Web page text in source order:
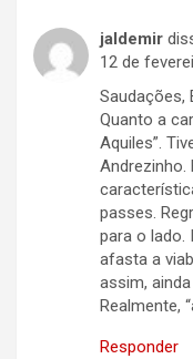
jaldemir
12 de
Saudações,
Quanto a
Aquiles”.
passes.
para o lado.
afasta a
assim,
Realmente,
Responder